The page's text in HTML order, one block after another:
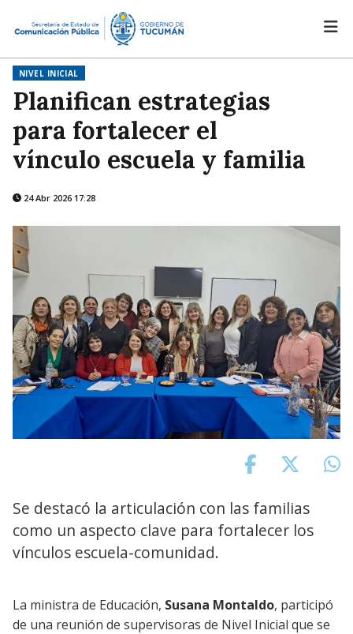
NIVEL INICIAL
Planifican estrategias
para fortalecer el
vínculo escuela y familia
24 Abr 2026 17:28
Se destacó la articulación con las familias
como un aspecto clave para fortalecer los
vínculos escuela-comunidad.
La ministra de Educación, Susana Montaldo, participó
de una reunión de supervisoras de Nivel Inicial que se